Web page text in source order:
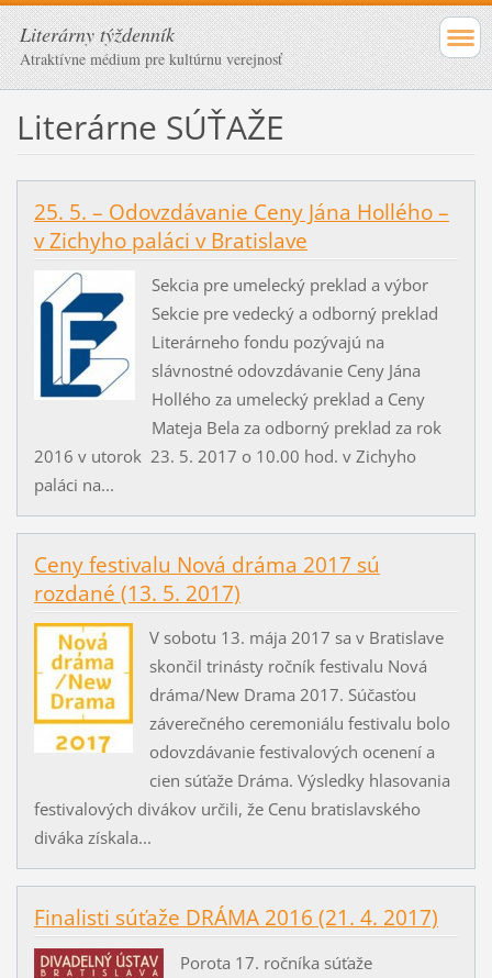
Literárny týždenník
Atraktívne médium pre kultúrnu verejnosť
Literárne SÚŤAŽE
25. 5. – Odovzdávanie Ceny Jána Hollého –
v Zichyho paláci v Bratislave
Sekcia pre umelecký preklad a výbor
Sekcie pre vedecký a odborný preklad
Literárneho fondu pozývajú na
slávnostné odovzdávanie Ceny Jána
Hollého za umelecký preklad a Ceny
Mateja Bela za odborný preklad za rok
2016 v utorok 23. 5. 2017 o 10.00 hod. v Zichyho
paláci na...
Ceny festivalu Nová dráma 2017 sú
rozdané (13. 5. 2017)
V sobotu 13. mája 2017 sa v Bratislave
skončil trinásty ročník festivalu Nová
dráma/New Drama 2017. Súčasťou
záverečného ceremoniálu festivalu bolo
odovzdávanie festivalových ocenení a
cien súťaže Dráma. Výsledky hlasovania
festivalových divákov určili, že Cenu bratislavského
diváka získala...
Finalisti súťaže DRÁMA 2016 (21. 4. 2017)
Porota 17. ročníka súťaže